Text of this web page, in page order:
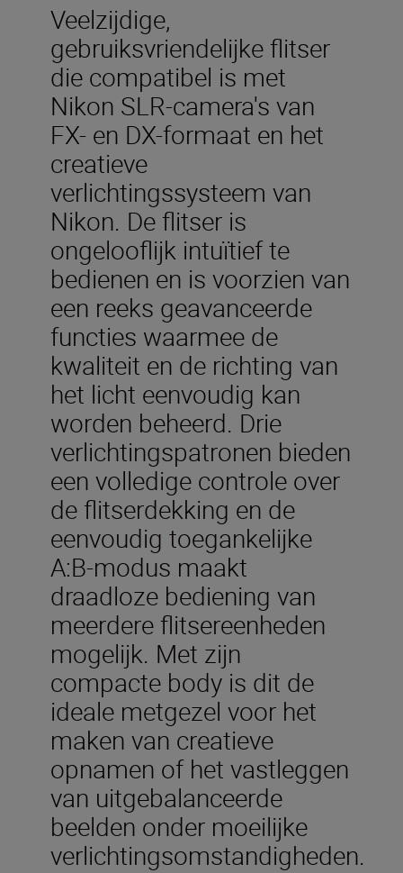
Veelzijdige,
gebruiksvriendelijke flitser
die compatibel is met
Nikon SLR-camera's van
FX- en DX-formaat en het
creatieve
verlichtingssysteem van
Nikon. De flitser is
ongelooflijk intuïtief te
bedienen en is voorzien van
een reeks geavanceerde
functies waarmee de
kwaliteit en de richting van
het licht eenvoudig kan
worden beheerd. Drie
verlichtingspatronen bieden
een volledige controle over
de flitserdekking en de
eenvoudig toegankelijke
A:B-modus maakt
draadloze bediening van
meerdere flitsereenheden
mogelijk. Met zijn
compacte body is dit de
ideale metgezel voor het
maken van creatieve
opnamen of het vastleggen
van uitgebalanceerde
beelden onder moeilijke
verlichtingsomstandigheden.